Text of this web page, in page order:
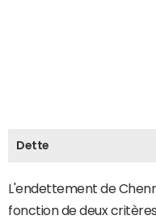
Dette
L'endettement de
fonction de deux